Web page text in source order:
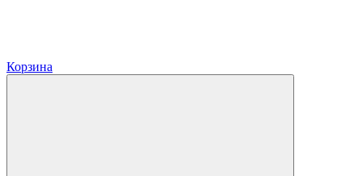
Корзина